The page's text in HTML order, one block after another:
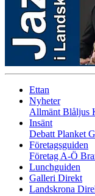
Ettan
Nyheter
Allmänt Blåljus
Insänt
Debatt Planket
Företagsguiden
Företag A-Ö
Lunchguiden
Galleri Direkt
Landskrona